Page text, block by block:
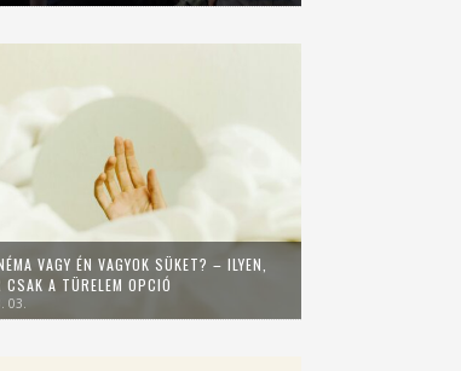
VAGY ÉN VAGYOK SÜKET? – ILYEN,
CSAK A TÜRELEM OPCIÓ
03.